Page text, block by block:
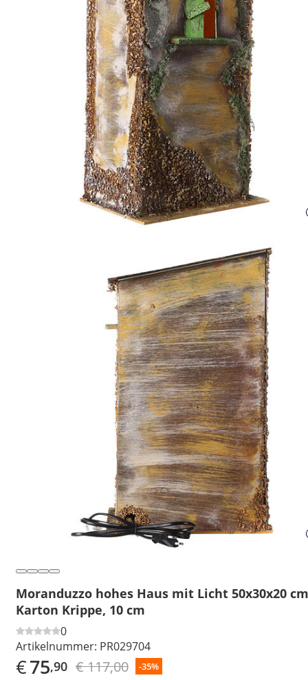
Moranduzzo hohes Haus mit Licht 50x30x20 cm
Karton Krippe, 10 cm
0
Artikelnummer: PR029704
€75,90 € 117,00 -35%